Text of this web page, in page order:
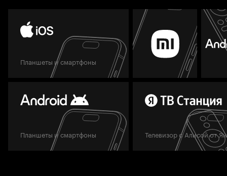
Планшеты и смартфоны
Планшеты и смартфоны Телевизор с Алисой от